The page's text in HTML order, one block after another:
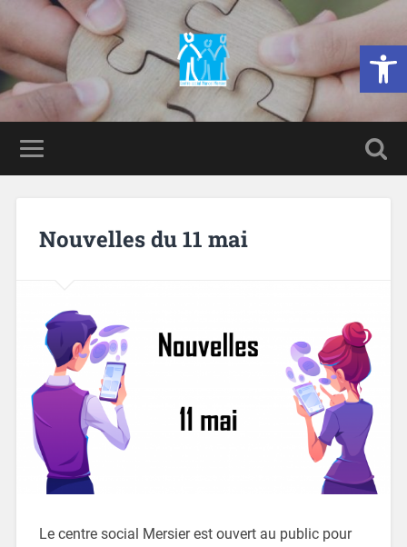
Ouvrir
Nouvelles du 11 mai
Le centre social Mersier est ouvert au public pour